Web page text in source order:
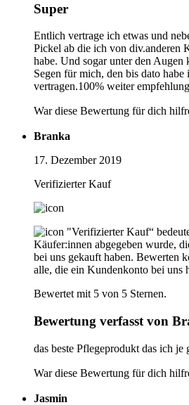
Super
Entlich vertrage ich etwas und
Pickel ab die ich von div.anderen
habe. Und sogar unter den Augen
Segen für mich, den bis dato
vertragen.100% weiter empfehlung
War diese Bewertung für dich
Branka
17. Dezember 2019
Verifizierter Kauf
"Verifizierter Kauf“
Käufer:innen abgegeben wurde,
bei uns gekauft haben. Bewerten
alle, die ein Kundenkonto bei uns
Bewertet mit 5 von 5 Sternen.
Bewertung verfasst von
das beste Pflegeprodukt das ich je
War diese Bewertung für dich
Jasmin